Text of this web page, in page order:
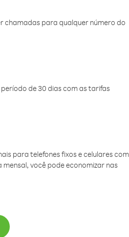
chamadas para qualquer número do
de 30 dias com as tarifas
para telefones fixos e celulares com
você pode economizar nas